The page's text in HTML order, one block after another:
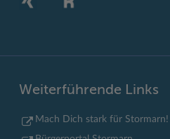
Weiterführende Links
Mach Dich stark für Stormarn!